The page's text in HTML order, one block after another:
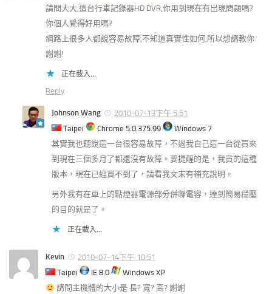
請問大大,這台行車記錄器HD DVR,你用到現在有出現問題嗎?
你個人覺得好用嗎?
網路上很多人都說容易故障,不知道真實性如何,所以想請教你.
謝謝!
正在載入...
Reply
Johnson.Wang
2010-07-13下午 5:51
Taipei
Chrome 5.0.375.99
Windows 7
其實我也聽說這一台很容易故障，不過我自己這一台從買來
到現在三個多月了都還沒有故障。要提醒的是，我買的這種
版本，現在已經買不到了，請看我文末有補充說明。
另外我有在車上的點煙器電源部分併聯電容，達到簡易穩壓
的目的就是了。
正在載入...
Kevin
2010-07-14下午 10:51
Taipei
IE 8.0
Windows XP
請問主機體的大小是 長? 寬? 高? 謝謝